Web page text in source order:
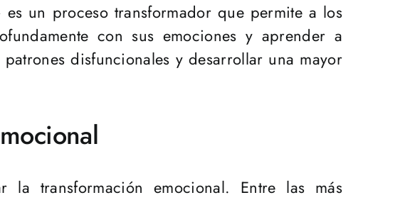
un proceso transformador que permite a los
con sus emociones y aprender a
disfuncionales y desarrollar una mayor
transformación emocional. Entre las más